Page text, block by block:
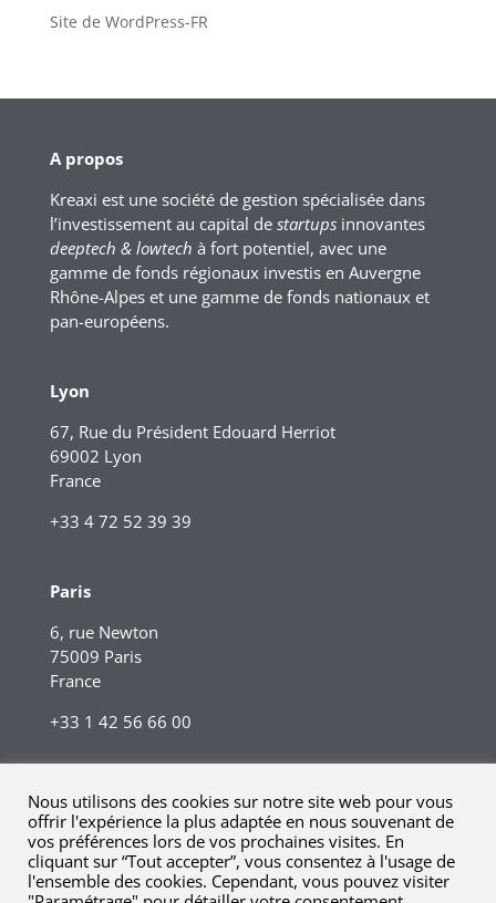
Site de WordPress-FR
A propos
Kreaxi est une société de gestion spécialisée dans
l’investissement au capital de startupsinnovantes
deeptech & lowtech à fort potentiel, avec une
gamme de fonds régionaux investis en Auvergne
Rhône-Alpes et une gamme de fonds nationaux et
pan-européens.
Lyon
67, Rue du Président Edouard Herriot
69002 Lyon
France
+33 4 72 52 39 39
Paris
6, rue Newton
75009 Paris
France
+33 1 42 56 66 00
Nous utilisons des cookies sur notre site web pour vous
offrir l'expérience la plus adaptée en nous souvenant de
vos préférences lors de vos prochaines visites. En
cliquant sur “Tout accepter”, vous consentez à l'usage de
l'ensemble des cookies. Cependant, vous pouvez visiter